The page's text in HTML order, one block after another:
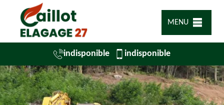
MENU
indisponible indisponible